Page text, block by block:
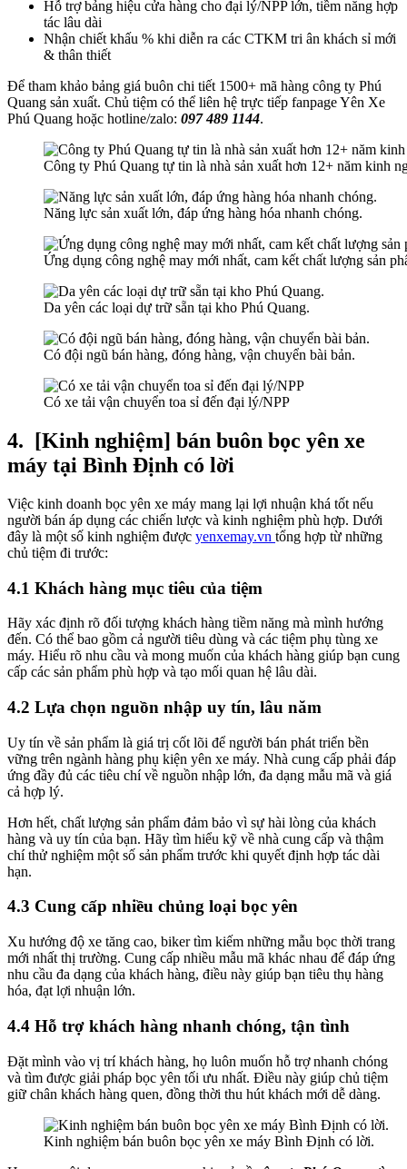
Hỗ trợ bảng hiệu cửa hàng cho đại lý/NPP lớn, tiềm năng hợp
tác lâu dài
Nhận chiết khấu % khi diễn ra các CTKM tri ân khách sỉ mới
& thân thiết
Để tham khảo bảng giá buôn chi tiết 1500+ mã hàng công ty Phú
Quang sản xuất. Chủ tiệm có thể liên hệ trực tiếp fanpage Yên Xe
Phú Quang hoặc hotline/zalo: 097 489 1144.
Công ty Phú Quang tự tin là nhà sản xuất hơn 12+ năm kinh
Năng lực sản xuất lớn, đáp ứng hàng hóa nhanh chóng.
Ứng dụng công nghệ may mới nhất, cam kết chất lượng sản
Da yên các loại dự trữ sẵn tại kho Phú Quang.
Có đội ngũ bán hàng, đóng hàng, vận chuyển bài bản.
Có xe tải vận chuyển toa sỉ đến đại lý/NPP
4. [Kinh nghiệm] bán buôn bọc yên xe
máy tại Bình Định có lời
Việc kinh doanh bọc yên xe máy mang lại lợi nhuận khá tốt nếu
người bán áp dụng các chiến lược và kinh nghiệm phù hợp. Dưới
đây là một số kinh nghiệm được yenxemay.vn tổng hợp từ những
chủ tiệm đi trước:
4.1 Khách hàng mục tiêu của tiệm
Hãy xác định rõ đối tượng khách hàng tiềm năng mà mình hướng
đến. Có thể bao gồm cả người tiêu dùng và các tiệm phụ tùng xe
máy. Hiểu rõ nhu cầu và mong muốn của khách hàng giúp bạn cung
cấp các sản phẩm phù hợp và tạo mối quan hệ lâu dài.
4.2 Lựa chọn nguồn nhập uy tín, lâu năm
Uy tín về sản phẩm là giá trị cốt lõi để người bán phát triển bền
vững trên ngành hàng phụ kiện yên xe máy. Nhà cung cấp phải đáp
ứng đầy đủ các tiêu chí về nguồn nhập lớn, đa dạng mẫu mã và giá
cả hợp lý.
Hơn hết, chất lượng sản phẩm đảm bảo vì sự hài lòng của khách
hàng và uy tín của bạn. Hãy tìm hiểu kỹ về nhà cung cấp và thậm
chí thử nghiệm một số sản phẩm trước khi quyết định hợp tác dài
hạn.
4.3 Cung cấp nhiều chủng loại bọc yên
Xu hướng độ xe tăng cao, biker tìm kiếm những mẫu bọc thời trang
mới nhất thị trường. Cung cấp nhiều mẫu mã khác nhau để đáp ứng
nhu cầu đa dạng của khách hàng, điều này giúp bạn tiêu thụ hàng
hóa, đạt lợi nhuận lớn.
4.4 Hỗ trợ khách hàng nhanh chóng, tận tình
Đặt mình vào vị trí khách hàng, họ luôn muốn hỗ trợ nhanh chóng
và tìm được giải pháp bọc yên tối ưu nhất. Điều này giúp chủ tiệm
giữ chân khách hàng quen, đồng thời thu hút khách mới dễ dàng.
Kinh nghiệm bán buôn bọc yên xe máy Bình Định có lời.